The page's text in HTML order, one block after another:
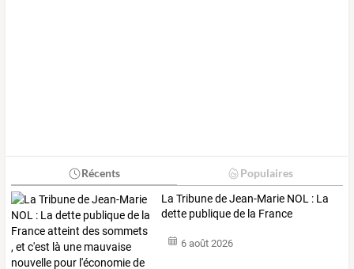
Récents Populaires
La TribunedeJean-Marie NOL : La
dette publiquede la France
6 août 2026